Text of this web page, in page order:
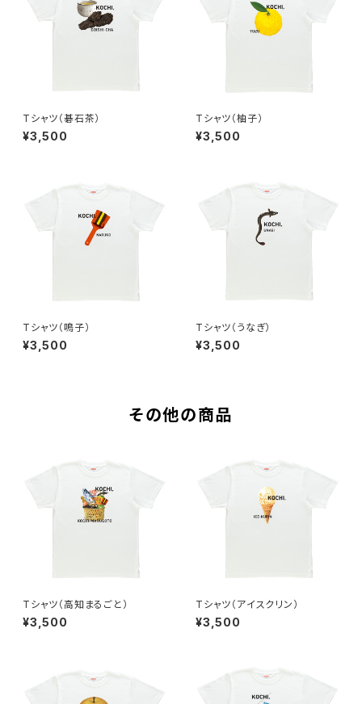
Tシャツ（碁石茶）
¥3,500
Tシャツ（柚子）
¥3,500
Tシャツ（鳴子）
¥3,500
Tシャツ（うなぎ）
¥3,500
その他の商品
Tシャツ（高知まるごと）
¥3,500
Tシャツ（アイスクリン）
¥3,500